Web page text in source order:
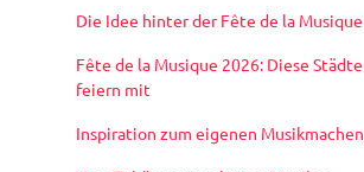
Die Idee hinter der Fête de la Musique
Fête de la Musique 2026: Diese Städte
feiern mit
Inspiration zum eigenen Musikmachen